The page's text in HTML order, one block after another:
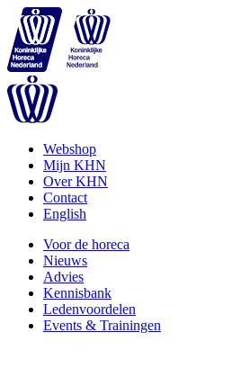
Webshop
Mijn KHN
Over KHN
Contact
English
Voor de horeca
Nieuws
Advies
Kennisbank
Ledenvoordelen
Events & Trainingen